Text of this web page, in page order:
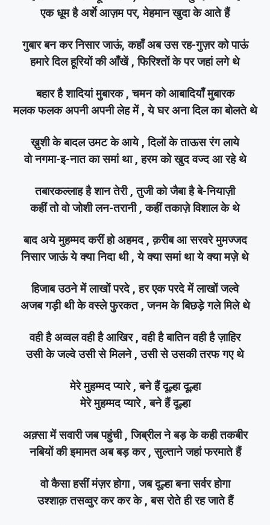
एक धूम है अर्शे आज़म पर, मेहमान खुदा के आते हैं
गुबार बन कर निसार जाऊं, कहाँ अब उस रह-गुज़र को पाऊं
हमारे दिल हूरियों की आँखें , फिरिश्तों के पर जहां लगे थे
बहार है शादियां मुबारक , चमन को आबादियाँ मुबारक
मलक फलक अपनी अपनी लेह में , ये घर अना दिल का बोलते थे
ख़ुशी के बादल उमट के आये , दिलों के ताऊस रंग लाये
वो नगमा-इ-नात का समां था , हरम को खुद वज्द आ रहे थे
तबारकल्लाह है शान तेरी , तुजी को जैबा है बे-नियाज़ी
कहीं तो वो जोशी लन-तरानी , कहीं तकाज़े विशाल के थे
बाद अये मुहम्मद करीं हो अहमद , क़रीब आ सरवरे मुमज्जद
निसार जाऊं ये क्या निदा थी , ये क्या समां था ये क्या मज़े थे
हिजाब उठने में लाखों परदे , हर एक परदे में लाखों जल्वे
अजब गड़ी थी के वस्ले फुरकत , जनम के बिछड़े गले मिले थे
वही है अव्वल वही है आखिर , वही है बातिन वही है ज़ाहिर
उसी के जल्वे उसी से मिलने , उसी से उसकी तरफ गए थे
मेरे मुहम्मद प्यारे , बने हैं दूल्हा दूल्हा
मेरे मुहम्मद प्यारे , बने हैं दूल्हा
अक़्सा में सवारी जब पहुंची , जिब्रील ने बड़ के कही तकबीर
नबियों की इमामत अब बड़ कर , सुल्ताने जहां फरमाते हैं
वो कैसा हसीं मंज़र होगा , जब दूल्हा बना सर्वर होगा
उश्शाक़ तसव्वुर कर कर के , बस रोते ही रह जाते हैं